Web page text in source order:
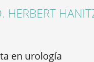
HERBERT
en urología